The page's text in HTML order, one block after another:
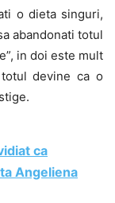
o dieta singuri,
abandonati totul
in doi este mult
devine ca o
ca
Angeliena